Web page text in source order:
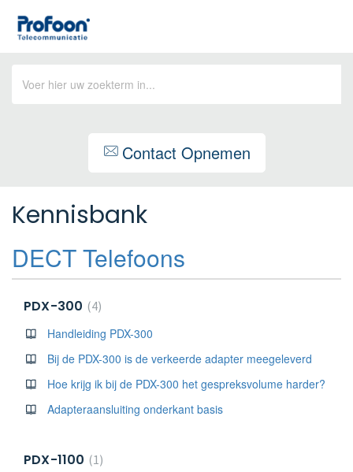
Contact Opnemen
Kennisbank
DECT Telefoons
PDX-300
4
Handleiding PDX-300
Bij de PDX-300 is de verkeerde adapter meegeleverd
Hoe krijg ik bij de PDX-300 het gespreksvolume harder?
Adapteraansluiting onderkant basis
PDX-1100
1